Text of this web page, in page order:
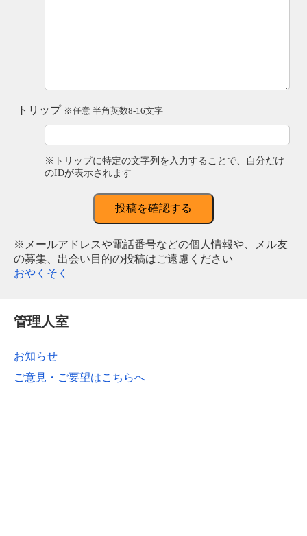
トリップ ※任意 半角英数8-16文字
※トリップに特定の文字列を入力することで、自分だけ
のIDが表示されます
投稿を確認する
※メールアドレスや電話番号などの個人情報や、メル友
の募集、出会い目的の投稿はご遠慮ください
おやくそく
管理人室
お知らせ
ご意見・ご要望はこちらへ